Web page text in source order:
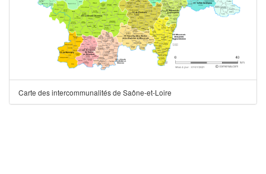
Carte des intercommunalités de Saône-et-Loire